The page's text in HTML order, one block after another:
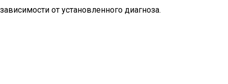
зависимости от установленного диагноза.